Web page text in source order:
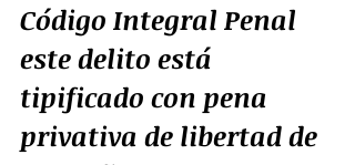
Código Integral Penal
este delito está
tipificado con pena
privativa de libertad de